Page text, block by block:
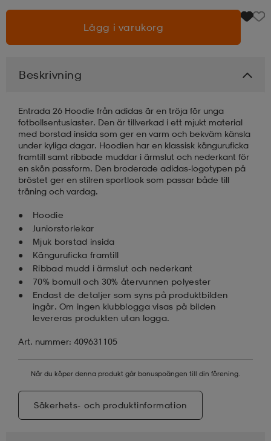
Lägg i varukorg
Beskrivning
Entrada 26 Hoodie från adidas är en tröja för unga
fotbollsentusiaster. Den är tillverkad i ett mjukt material
med borstad insida som ger en varm och bekväm känsla
under kyliga dagar. Hoodien har en klassisk känguruficka
framtill samt ribbade muddar i ärmslut och nederkant för
en skön passform. Den broderade adidas-logotypen på
bröstet ger en stilren sportlook som passar både till
träning och vardag.
Hoodie
Juniorstorlekar
Mjuk borstad insida
Känguruficka framtill
Ribbad mudd i ärmslut och nederkant
70% bomull och 30% återvunnen polyester
Endast de detaljer som syns på produktbilden
ingår. Om ingen klubblogga visas på bilden
levereras produkten utan logga.
Art. nummer: 409631105
När du köper denna produkt går bonuspoängen till din förening.
Säkerhets- och produktinformation